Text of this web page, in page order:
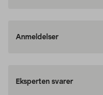
Anmeldelser
Eksperten svarer